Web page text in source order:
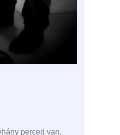
perced van,